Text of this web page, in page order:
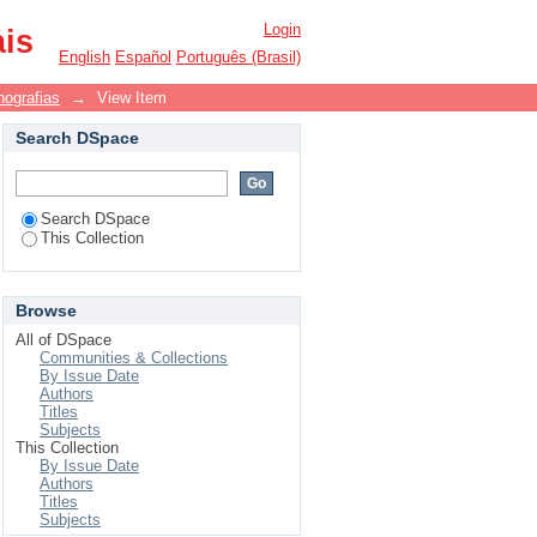
CULTURAIS EM
Login
English Español Português (Brasil)
→ View Item
Search DSpace
Search DSpace
This Collection
Browse
All of DSpace
Communities & Collections
By Issue Date
Authors
Titles
Subjects
This Collection
By Issue Date
Authors
Titles
Subjects